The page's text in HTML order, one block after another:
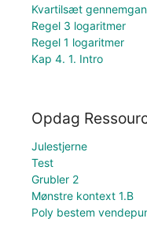
Kvartilsæt
Regel 3 logaritmer
Regel 1 logaritmer
Kap 4. 1. Intro
Opdag
Julestjerne
Test
Grubler 2
Mønstre kontext 1.B
Poly bestem